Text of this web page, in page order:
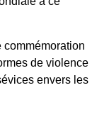
commémoration
de violence
envers les